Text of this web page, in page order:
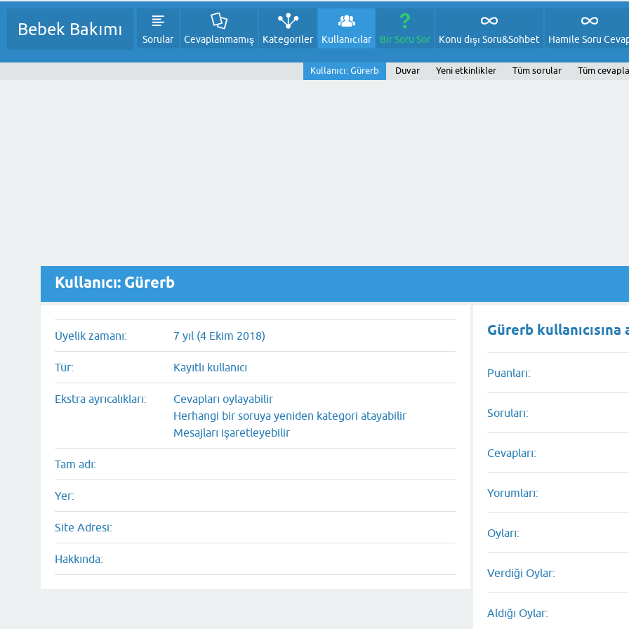
Bebek Bakımı
Sorular Cevaplanmamış Kategoriler Kullanıcılar Bir Soru Sor Konu dışı Soru&Sohbet Hamile Soru
Kullanıcı: Gürerb Duvar Yeni etkinlikler Tüm sorular Tüm
Kullanıcı: Gürerb
Üyelik zamanı: 7 yıl (4 Ekim 2018)
Tür: Kayıtlı kullanıcı
Ekstra ayrıcalıkları:
Cevapları oylayabilir
Herhangi bir soruya yeniden kategori atayabilir
Mesajları işaretleyebilir
Tam adı:
Yer:
Site Adresi:
Hakkında:
Gürerb
Puanları:
Soruları:
Cevapları:
Yorumları:
Oyları:
Verdiği Oylar:
Aldığı Oylar: